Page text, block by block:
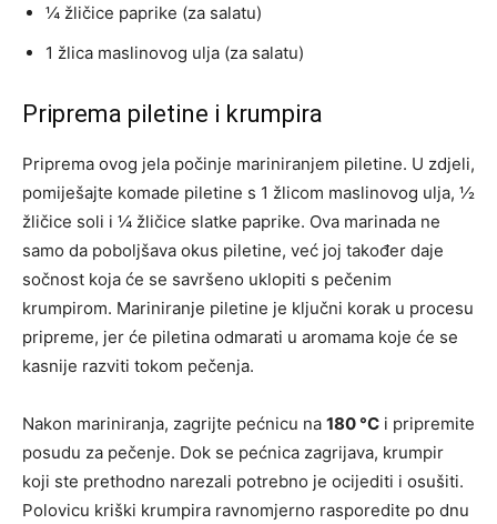
¼ žličice paprike (za salatu)
1 žlica maslinovog ulja (za salatu)
Priprema piletine i krumpira
Priprema ovog jela počinje mariniranjem piletine. U zdjeli,
pomiješajte komade piletine s 1 žlicom maslinovog ulja, ½
žličice soli i ¼ žličice slatke paprike. Ova marinada ne
samo da poboljšava okus piletine, već joj također daje
sočnost koja će se savršeno uklopiti s pečenim
krumpirom. Mariniranje piletine je ključni korak u procesu
pripreme, jer će piletina odmarati u aromama koje će se
kasnije razviti tokom pečenja.
Nakon mariniranja, zagrijte pećnicu na 180 °C i pripremite
posudu za pečenje. Dok se pećnica zagrijava, krumpir
koji ste prethodno narezali potrebno je ocijediti i osušiti.
Polovicu kriški krumpira ravnomjerno rasporedite po dnu